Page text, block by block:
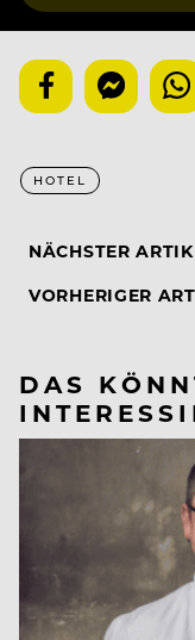
HOTEL
NÄCHSTER
VORHERIGER
DAS